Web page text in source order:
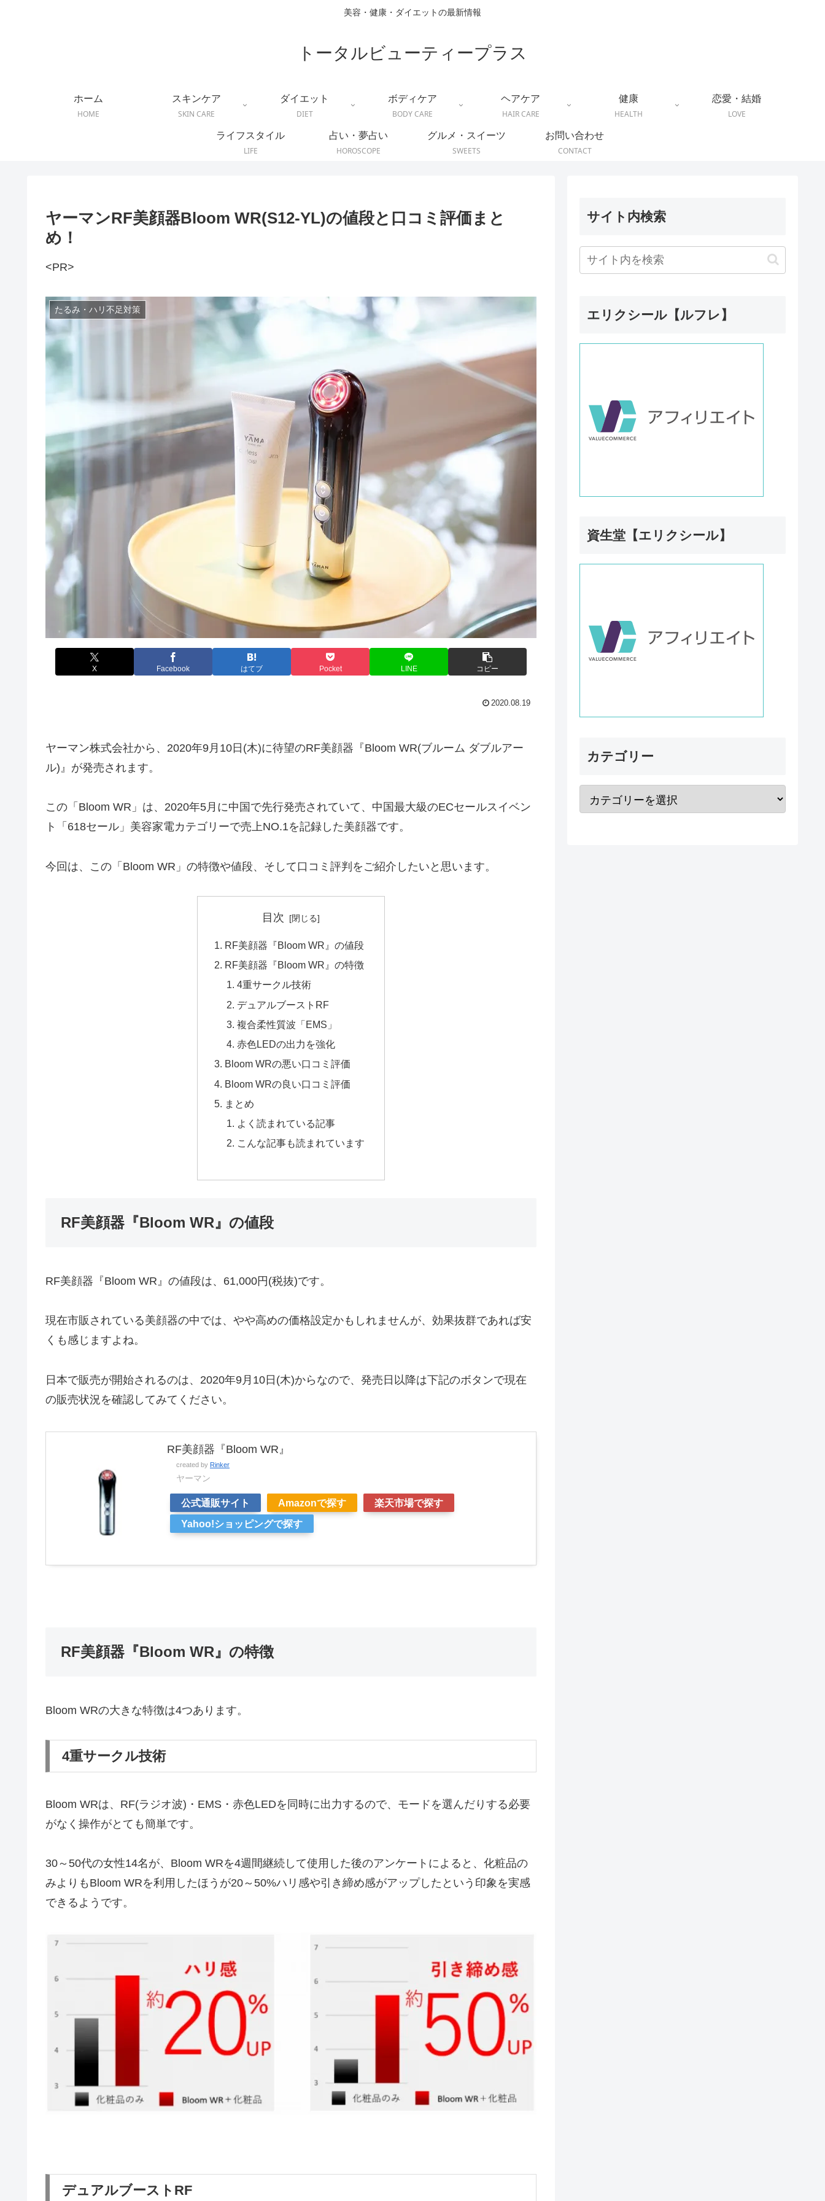
美容・健康・ダイエットの最新情報
トータルビューティープラス
ホーム
HOME
スキンケア
SKIN CARE
ダイエット
DIET
ボディケア
BODY CARE
ヘアケア
HAIR CARE
健康
HEALTH
恋愛・結婚
LOVE
ライフスタイル
LIFE
占い・夢占い
HOROSCOPE
グルメ・スイーツ
SWEETS
お問い合わせ
CONTACT
ヤーマンRF美顔器Bloom WR(S12-YL)の値段と口コミ評価まと
め！
<PR>
たるみ・ハリ不足対策
X Facebook はてブ Pocket LINE コピー
2020.08.19
ヤーマン株式会社から、2020年9月10日(木)に待望のRF美顔器『Bloom WR(ブルーム ダブルアー
ル)』が発売されます。
この「Bloom WR」は、2020年5月に中国で先行発売されていて、中国最大級のECセールスイベン
ト「618セール」美容家電カテゴリーで売上NO.1を記録した美顔器です。
今回は、この「Bloom WR」の特徴や値段、そして口コミ評判をご紹介したいと思います。
目次
RF美顔器『Bloom WR』の値段
RF美顔器『Bloom WR』の特徴
4重サークル技術
デュアルブーストRF
複合柔性質波「EMS」
赤色LEDの出力を強化
Bloom WRの悪い口コミ評価
Bloom WRの良い口コミ評価
まとめ
よく読まれている記事
こんな記事も読まれています
RF美顔器『Bloom WR』の値段
RF美顔器『Bloom WR』の値段は、61,000円(税抜)です。
現在市販されている美顔器の中では、やや高めの価格設定かもしれませんが、効果抜群であれば安
くも感じますよね。
日本で販売が開始されるのは、2020年9月10日(木)からなので、発売日以降は下記のボタンで現在
の販売状況を確認してみてください。
RF美顔器『Bloom WR』
created by Rinker
ヤーマン
公式通販サイト Amazonで探す
楽天市場で探す
Yahoo!ショッピングで探す
RF美顔器『Bloom WR』の特徴
Bloom WRの大きな特徴は4つあります。
4重サークル技術
Bloom WRは、RF(ラジオ波)・EMS・赤色LEDを同時に出力するので、モードを選んだりする必要
がなく操作がとても簡単です。
30～50代の女性14名が、Bloom WRを4週間継続して使用した後のアンケートによると、化粧品の
みよりもBloom WRを利用したほうが20～50%ハリ感や引き締め感がアップしたという印象を実感
できるようです。
デュアルブーストRF
サイト内検索
エリクシール【ルフレ】
資生堂【エリクシール】
カテゴリー